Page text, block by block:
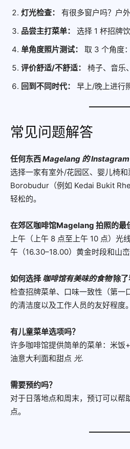
灯光检查：
有很多窗户吗？户
品尝主打菜单：
选择 1 杯招牌
单角度照片测试：
取 3 个角度
评价舒适/不舒适：
椅子、音乐
回到不同时代：
早上/晚上进行
常见问题解答
任何东西Magelang 的 Instagram
选择一家有室外/花园区、婴儿椅
Borobudur（例如 Kedai Bukit
轻松的。
在郊区咖啡馆Magelang 拍照的最
上午（上午 8 点至上午 10 点）光
午（16.30–18.00）黄金时段和山峦
如何选择咖啡馆有美味的食物除了
检查招牌菜单、口味一致性（第一
的清洁度以及工作人员的友好程度。
有儿童菜单选项吗？
许多咖啡馆提供简单的菜单：米饭
油意大利面和甜点 光.
需要预约吗？
对于日落地点和周末，预订可以帮
点。